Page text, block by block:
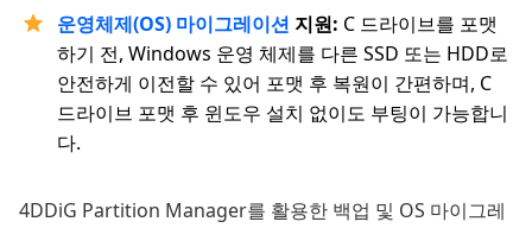
운영체제(OS) 마이그레이션 지원: C 드라이브를 포맷
하기 전, Windows 운영 체제를 다른 SSD 또는 HDD로
안전하게 이전할 수 있어 포맷 후 복원이 간편하며, C
드라이브 포맷 후 윈도우 설치 없이도 부팅이 가능합니
다.
4DDiG Partition Manager를 활용한 백업 및 OS 마이그레